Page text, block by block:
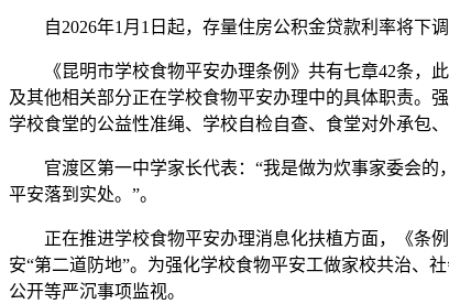
自2026年1月1日起，存量住房公积金贷款利率将下调
《昆明市学校食物平安办理条例》共有七章42条，此
及其他相关部分正在学校食物平安办理中的具体职责。
学校食堂的公益性准绳、学校自检自查、食堂对外承包
官渡区第一中学家长代表：“我是做为炊事家委会的
平安落到实处。”。
正在推进学校食物平安办理消息化扶植方面，《条例
安“第二道防地”。为强化学校食物平安工做家校共治、
公开等严沉事项监视。